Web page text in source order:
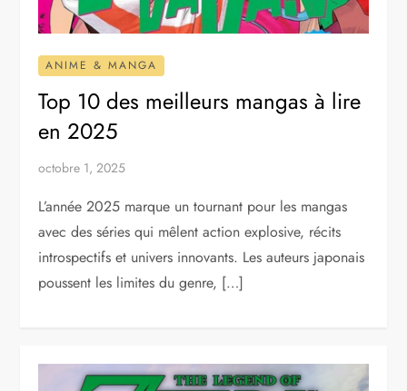
ANIME & MANGA
Top 10 des meilleurs mangas à lire
en 2025
octobre 1, 2025
L’année 2025 marque un tournant pour les mangas
avec des séries qui mêlent action explosive, récits
introspectifs et univers innovants. Les auteurs japonais
poussent les limites du genre, […]